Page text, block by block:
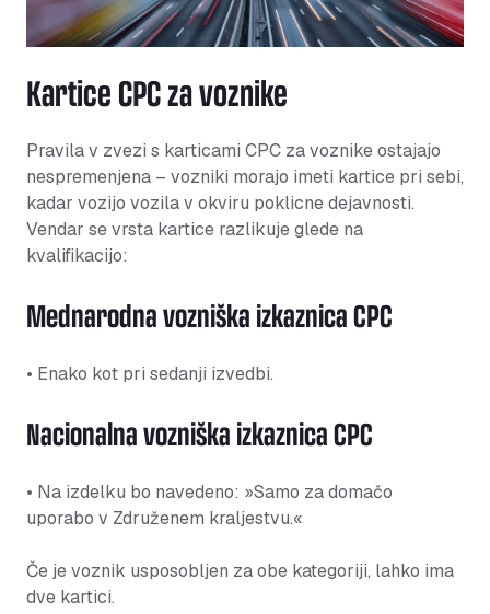
Kartice CPC za voznike
Pravila v zvezi s karticami CPC za voznike ostajajo
nespremenjena – vozniki morajo imeti kartice pri sebi,
kadar vozijo vozila v okviru poklicne dejavnosti.
Vendar se vrsta kartice razlikuje glede na
kvalifikacijo:
Mednarodna vozniška izkaznica CPC
• Enako kot pri sedanji izvedbi.
Nacionalna vozniška izkaznica CPC
• Na izdelku bo navedeno: »Samo za domačo
uporabo v Združenem kraljestvu.«
Če je voznik usposobljen za obe kategoriji, lahko ima
dve kartici.